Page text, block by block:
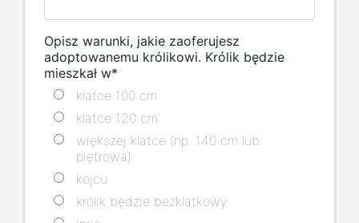
Opisz warunki, jakie zaoferujesz
adoptowanemu królikowi. Królik będzie
mieszkał w*
klatce 100 cm
klatce 120 cm
większej klatce (np. 140 cm lub
piętrowa)
kojcu
królik będzie bezklatkowy